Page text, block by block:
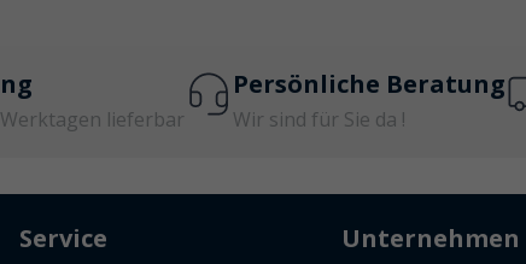
lieferbar
Persönliche Beratung
Wir sind für Sie da !
Service Unternehmen